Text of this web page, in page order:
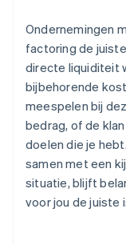
Ondernemingen
factoring de
directe liquiditeit
bijbehorende
meespelen bij
bedrag, of de
doelen die je
samen met een
situatie, blijft
voor jou de juiste